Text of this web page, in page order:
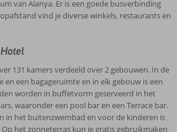
van Alanya. Er is een goede busverbinding
vind je diverse winkels, restaurants en
131 kamers verdeeld over 2 gebouwen. In de
en een bagageruimte en in elk gebouw is een
worden in buffetvorm geserveerd in het
waaronder een pool bar en een Terrace bar.
in het buitenzwembad en voor de kinderen is
het zonneterras kun je gratis gebruikmaken